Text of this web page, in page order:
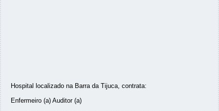
Hospital localizado na Barra da Tijuca, contrata:
Enfermeiro (a) Auditor (a)